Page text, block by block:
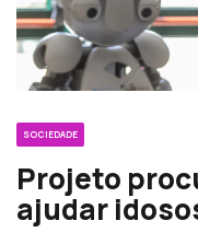
SOCIEDADE
Projeto
ajudar